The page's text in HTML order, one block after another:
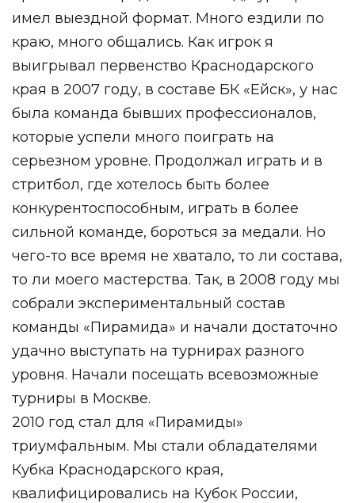
имел выездной формат. Много ездили по
краю, много общались. Как игрок я
выигрывал первенство Краснодарского
края в 2007 году, в составе БК «Ейск», у нас
была команда бывших профессионалов,
которые успели много поиграть на
серьезном уровне. Продолжал играть и в
стритбол, где хотелось быть более
конкурентоспособным, играть в более
сильной команде, бороться за медали. Но
чего-то все время не хватало, то ли состава,
то ли моего мастерства. Так, в 2008 году мы
собрали экспериментальный состав
команды «Пирамида» и начали достаточно
удачно выступать на турнирах разного
уровня. Начали посещать всевозможные
турниры в Москве.
2010 год стал для «Пирамиды»
триумфальным. Мы стали обладателями
Кубка Краснодарского края,
квалифицировались на Кубок России,